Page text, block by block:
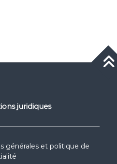
juridiques
générales et politique de